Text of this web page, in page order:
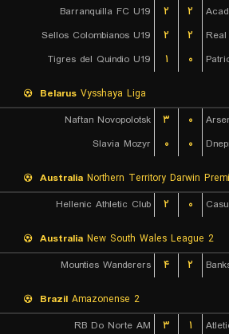
Barranquilla FC U19 ۲ ۲
Sellos Colombianos U19
۲ ۲
Tigres del Quindio U19
۱ ۰
Belarus Vysshaya Liga
Naftan Novopolotsk
۳ ۰
Slavia Mozyr
۰ ۰
Australia Northern Territory Darwin
Hellenic Athletic Club
۲ ۰
Australia New South Wales League 2
Mounties Wanderers
۴ ۲
Brazil Amazonense 2
RB Do Norte AM
۳ ۱